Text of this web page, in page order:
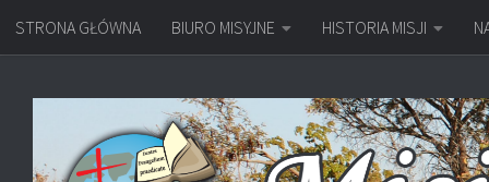
Przejdź do treści
STRONA GŁÓWNA BIURO MISYJNE HISTORIA MISJI